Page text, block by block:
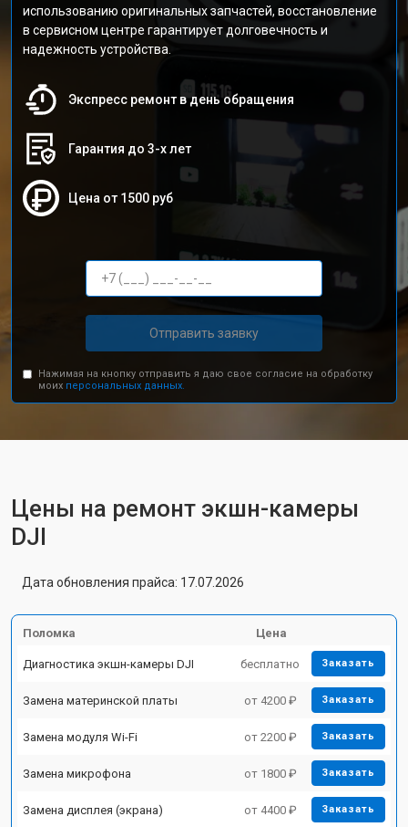
использованию оригинальных запчастей, восстановление
в сервисном центре гарантирует долговечность и
надежность устройства.
Экспресс ремонт в день обращения
Гарантия до 3-х лет
Цена от 1500 руб
Отправить заявку
Нажимая на кнопку отправить я даю свое согласие на обработку
моих персональных данных.
Цены на ремонт экшн-камеры
DJI
Дата обновления прайса: 17.07.2026
Поломка Цена
Диагностика экшн-камеры DJI бесплатно Заказать
Замена материнской платы от 4200 ₽ Заказать
Замена модуля Wi-Fi от 2200 ₽ Заказать
Замена микрофона от 1800 ₽ Заказать
Замена дисплея (экрана) от 4400 ₽ Заказать